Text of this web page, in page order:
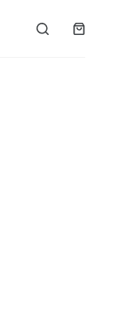
Panier